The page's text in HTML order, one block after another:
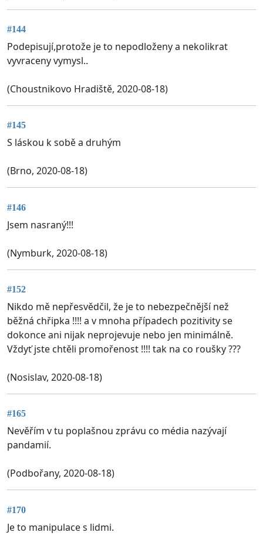
#144
Podepisují,protože je to nepodloženy a nekolikrat
vyvraceny vymysl..
(Choustnikovo Hradiště, 2020-08-18)
#145
S láskou k sobě a druhým
(Brno, 2020-08-18)
#146
Jsem nasraný!!!
(Nymburk, 2020-08-18)
#152
Nikdo mě nepřesvědčil, že je to nebezpečnější než
běžná chřipka !!!! a v mnoha případech pozitivity se
dokonce ani nijak neprojevuje nebo jen minimálně.
Vždyť jste chtěli promořenost !!!! tak na co roušky ???
(Nosislav, 2020-08-18)
#165
Nevěřím v tu poplašnou zprávu co média nazývají
pandamií.
(Podbořany, 2020-08-18)
#170
Je to manipulace s lidmi.